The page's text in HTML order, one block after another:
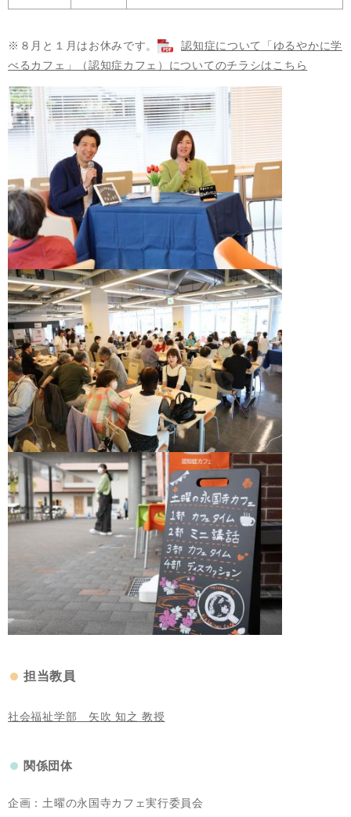
※８月と１月はお休みです。
認知症について「ゆるやかに学
べるカフェ」（認知症カフェ）についてのチラシはこちら
担当教員
社会福祉学部 矢吹 知之 教授
関係団体
企画：土曜の永国寺カフェ実行委員会